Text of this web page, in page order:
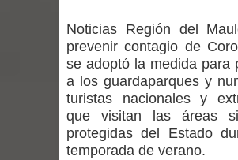
Curicó desarrollará jornada
vacunación contra la
virus respiratorios
Empedrado desarrolló con
Noticias Región del
prevenir contagio de
se adoptó la medida para
a los guardaparques y
turistas nacionales y
que visitan las áreas
protegidas del Estado
temporada de verano.